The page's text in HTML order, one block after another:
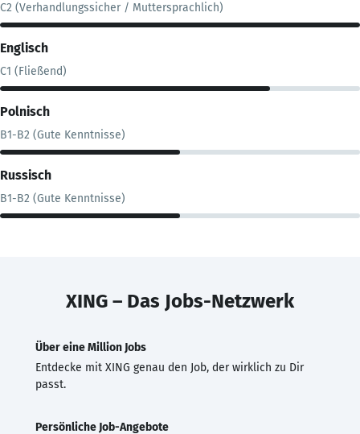
C2 (Verhandlungssicher / Muttersprachlich)
Englisch
C1 (Fließend)
Polnisch
B1-B2 (Gute Kenntnisse)
Russisch
B1-B2 (Gute Kenntnisse)
XING – Das Jobs-Netzwerk
Über eine Million Jobs
Entdecke mit XING genau den Job, der wirklich zu Dir
passt.
Persönliche Job-Angebote